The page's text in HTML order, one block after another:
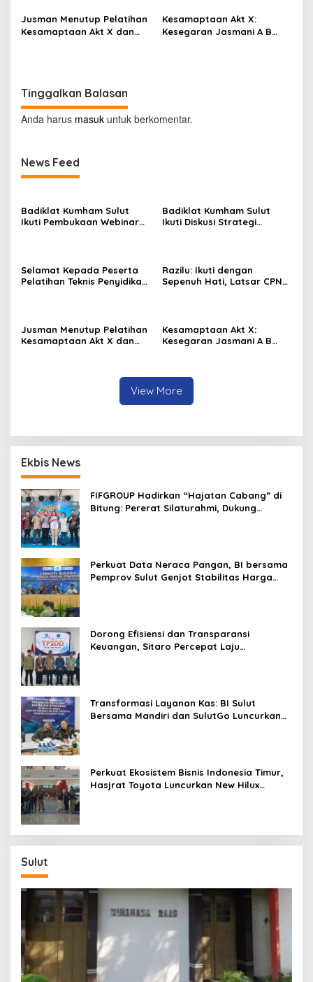
Jusman Menutup Pelatihan
Kesamaptaan Akt X dan
Kesamaptaan Akt X:
Kesegaran Jasmani A B
Tinggalkan Balasan
Anda harus masuk untuk berkomentar.
News Feed
Badiklat Kumham Sulut
Ikuti Pembukaan Webinar
Badiklat Kumham Sulut
Ikuti Diskusi Strategi
Selamat Kepada Peserta
Pelatihan Teknis Penyidikan
Razilu: Ikuti dengan
Sepenuh Hati, Latsar CPNS
Jusman Menutup Pelatihan
Kesamaptaan Akt X dan
Kesamaptaan Akt X:
Kesegaran Jasmani A B
View More
Ekbis News
FIFGROUP Hadirkan “Hajatan Cabang” di
Bitung: Pererat Silaturahmi, Dukung
Perkuat Data Neraca Pangan, BI bersama
Pemprov Sulut Genjot Stabilitas Harga
Dorong Efisiensi dan Transparansi
Keuangan, Sitaro Percepat Laju
Transformasi Layanan Kas: BI Sulut
Bersama Mandiri dan SulutGo Luncurkan
Perkuat Ekosistem Bisnis Indonesia Timur,
Hasjrat Toyota Luncurkan New Hilux
Sulut